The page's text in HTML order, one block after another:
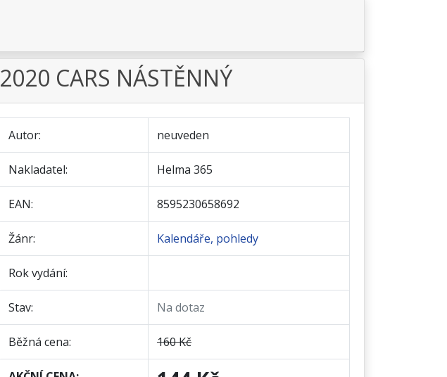
2020 CARS NÁSTĚNNÝ
Autor: neuveden
Nakladatel: Helma 365
EAN: 8595230658692
Žánr: Kalendáře, pohledy
Rok vydání:
Stav: Na dotaz
Běžná cena: 160 Kč